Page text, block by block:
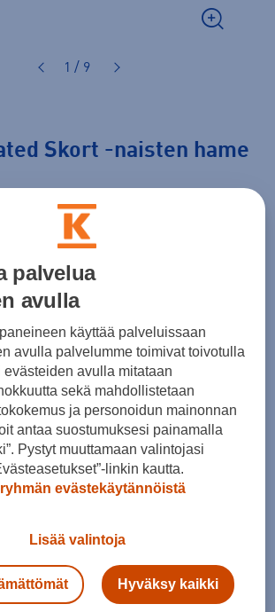
1 / 9
Skort -naisten hame
M L XL
Lisää ostoskoriin
ja tilaa myymälästä
SaatavillaMyymälät: Saatavilla
palvelua
avulla
käyttää palveluissaan
avulla palvelumme toimivat toivotulla
avulla mitataan
sekä mahdollistetaan
ja personoidun mainonnan
antaa suostumuksesi painamalla
Pystyt muuttamaan valintojasi
linkin kautta.
evästekäytännöistä
Lisää valintoja
Hyväksy kaikki